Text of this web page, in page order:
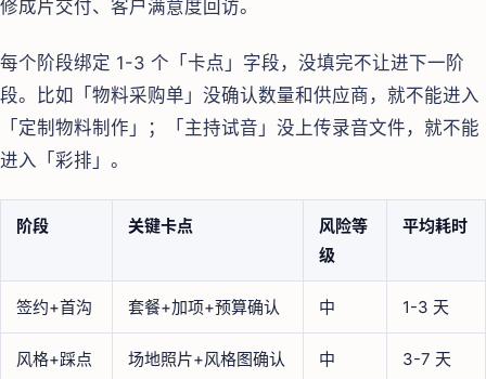
修成片交付、客户满意度回访。
每个阶段绑定 1-3 个「卡点」字段，没填完不让进下一阶
段。比如「物料采购单」没确认数量和供应商，就不能进入
「定制物料制作」；「主持试音」没上传录音文件，就不能
进入「彩排」。
阶段 关键卡点
风险等
级
平均耗时
签约+首沟 套餐+加项+预算确认 中 1-3 天
风格+踩点 场地照片+风格图确认 中 3-7 天